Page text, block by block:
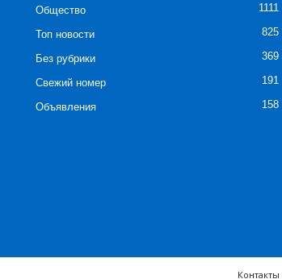
Общество 1111
Топ новости 825
Без рубрики 369
Свежий номер 191
Объявления 158
Контакты